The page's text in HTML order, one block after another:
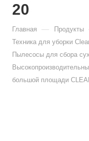
20
Главная — Продукты
Техника для уборки
Пылесосы для сбора
большой площади